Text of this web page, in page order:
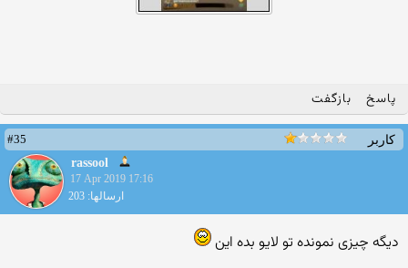
پاسخ بازگفت
کاربر
#35
rassool
17 Apr 2019 17:16
ارسالها: 203
دیگه چیزی نمونده تو لایو بده این